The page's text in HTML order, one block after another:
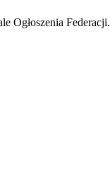
Ogłoszenia Federacji.